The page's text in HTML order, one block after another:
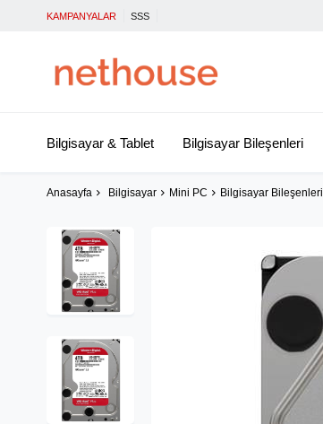
KAMPANYALAR SSS
Bilgisayar & Tablet Bilgisayar Bileşenleri
Anasayfa Bilgisayar Mini PC Bilgisayar Bileşenleri